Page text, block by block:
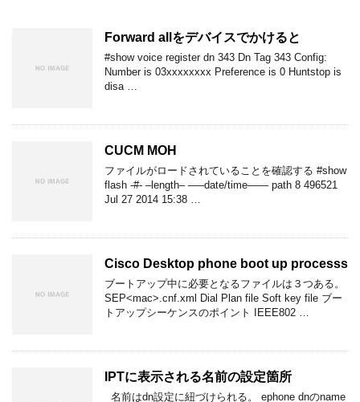
Forward allをデバイスでかけると
#show voice register dn 343 Dn Tag 343 Config:
Number is 03xxxxxxxx Preference is 0 Huntstop is
disa …
CUCM MOH
ファイルがロードされていることを確認する #show
flash -#- –length– —–date/time—— path 8 496521
Jul 27 2014 15:38 …
Cisco Desktop phone boot up processs
ブートアップ中に必要となるファイルは３つある。
SEP<mac>.cnf.xml Dial Plan file Soft key file ブー
トアップシーケンスのポイント IEEE802 …
IPTに表示される名前の設定箇所
名前はdn設定に紐づけられる。 ephone dnのname